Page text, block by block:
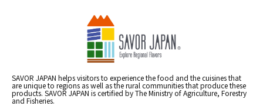
SAVOR JAPAN helps visitors to experience the food and the cuisines that
are unique to regions as well as the rural communities that produce these
products. SAVOR JAPAN is certified by The Ministry of Agriculture, Forestry
and Fisheries.